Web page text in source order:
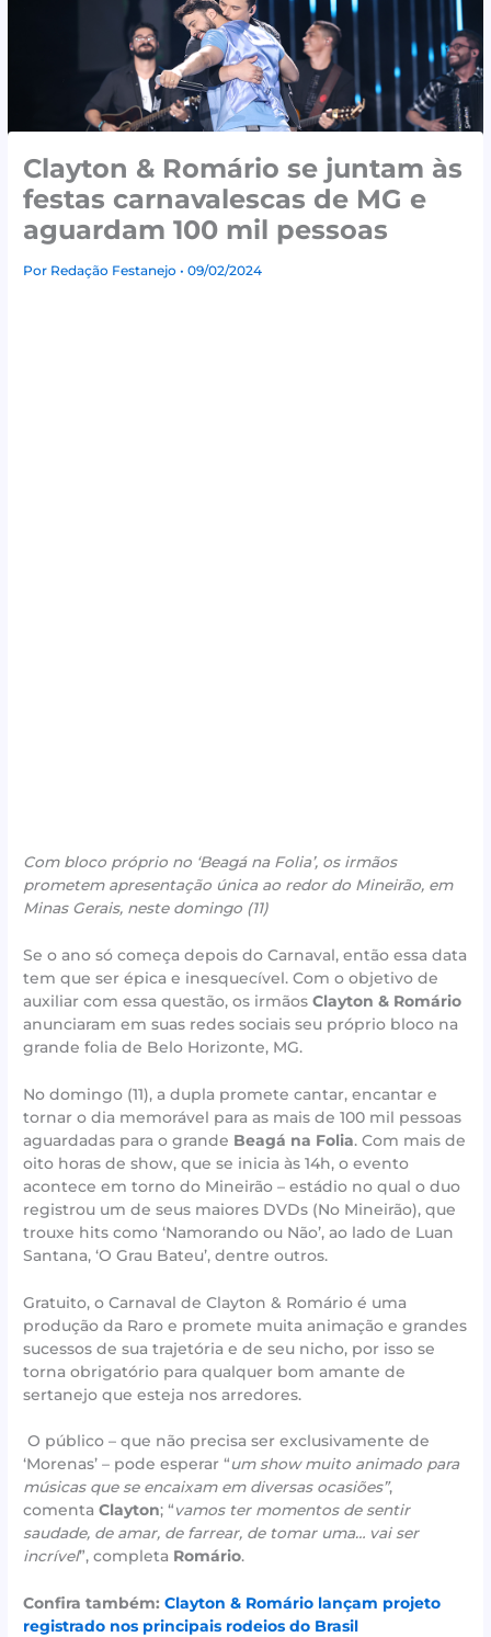
Clayton & Romário se juntam às
festas carnavalescas de MG e
aguardam 100 mil pessoas
Por Redação Festanejo• 09/02/2024
Com bloco próprio no ‘Beagá na Folia’, os irmãos
prometem apresentação única ao redor do Mineirão, em
Minas Gerais, neste domingo (11)
Se o ano só começa depois do Carnaval, então essa data
tem que ser épica e inesquecível. Com o objetivo de
auxiliar com essa questão, os irmãosClayton & Romário
anunciaram em suas redes sociais seu próprio bloco na
grande folia de Belo Horizonte, MG.
No domingo (11), a dupla promete cantar, encantar e
tornar o dia memorável para as mais de 100 mil pessoas
aguardadas para o grande Beagá na Folia. Com mais de
oito horas de show, que se inicia às 14h, o evento
acontece em torno do Mineirão – estádio no qual o duo
registrou um de seus maiores DVDs (No Mineirão), que
trouxe hits como ‘Namorando ou Não’, ao lado de Luan
Santana, ‘O Grau Bateu’, dentre outros.
Gratuito, o Carnaval de Clayton & Romário é uma
produção da Raro e promete muita animação e grandes
sucessos de sua trajetória e de seu nicho, por isso se
torna obrigatório para qualquer bom amante de
sertanejo que esteja nos arredores.
O público – que não precisa ser exclusivamente de
‘Morenas’ – pode esperar “um show muito animado para
músicas que se encaixam em diversas ocasiões”,
comentaClayton; “vamos ter momentos de sentir
saudade, de amar, de farrear, de tomar uma… vai ser
incrível”, completa Romário.
Confira também:Clayton & Romário lançam projeto
registrado nos principais rodeios do Brasil